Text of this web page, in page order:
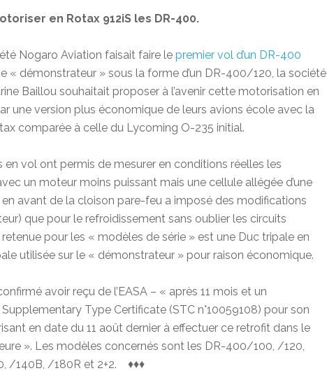
en Rotax 912iS les DR-400.
Nogaro Aviation faisait faire le premier vol d’un DR-400
« démonstrateur » sous la forme d’un DR-400/120, la société
Baillou souhaitait proposer à l’avenir cette motorisation en
une version plus économique de leurs avions école avec la
comparée à celle du Lycoming O-235 initial.
en vol ont permis de mesurer en conditions réelles les
un moteur moins puissant mais une cellule allégée d’une
avant de la cloison pare-feu a imposé des modifications
que pour le refroidissement sans oublier les circuits
pour les « modèles de série » est une Duc tripale en
utilisée sur le « démonstrateur » pour raison économique.
avoir reçu de l’EASA – « après 11 mois et un
Type Certificate (STC n°10059108) pour son
en date du 11 août dernier à effectuer ce retrofit dans le
». Les modèles concernés sont les DR-400/100, /120,
/140B, /180R et 2+2. ♦♦♦